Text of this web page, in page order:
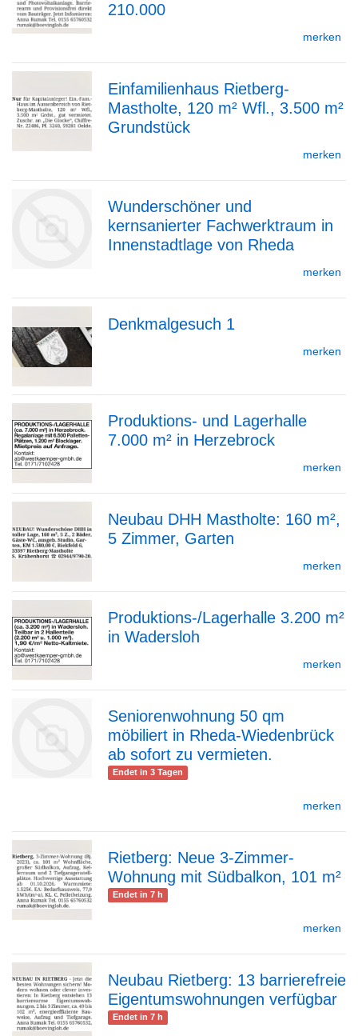
Detailseite
210.000
merken
zur
Einfamilienhaus Rietberg-
Mastholte, 120 m² Wfl., 3.500 m²
Grundstück
merken
zur
Detailseite
Wunderschöner und
kernsanierter Fachwerktraum in
Innenstadtlage von Rheda
merken
zur
Detailseite
Denkmalgesuch 1
merken
Detailseite
Produktions- und Lagerhalle
7.000 m² in Herzebrock
merken
zur
Detailseite
Neubau DHH Mastholte: 160 m²,
5 Zimmer, Garten
merken
Detailseite
Produktions-/Lagerhalle 3.200 m²
in Wadersloh
merken
Detailseite
Seniorenwohnung 50 qm
möbiliert in Rheda-Wiedenbrück
ab sofort zu vermieten.
Endet in 3 Tagen
merken
zur
Rietberg: Neue 3-Zimmer-
Wohnung mit Südbalkon, 101 m²
Endet in 7 h
merken
zur
Neubau Rietberg: 13 barrierefreie
Eigentumswohnungen verfügbar
Endet in 7 h